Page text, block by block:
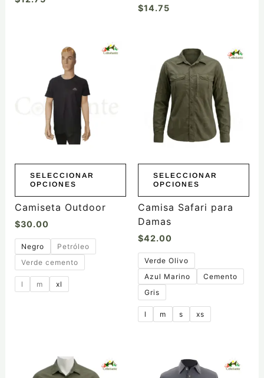
$14.75
SELECCIONAR
OPCIONES
múltiples
variantes.
opciones
elegir
la
de
producto
Camiseta Outdoor
$30.00
Negro
Petróleo
Verde cemento
l m xl
SELECCIONAR
OPCIONES
producto
tiene
múltiples
variantes.
Las
opciones
elegir
la
página
producto
Camisa Safari para
Damas
$42.00
Verde Olivo
Azul Marino
Cemento
Gris
l m s xs
producto